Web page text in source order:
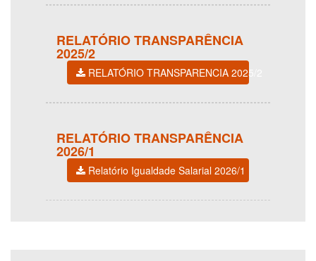
RELATÓRIO TRANSPARÊNCIA
2025/2
RELATÓRIO TRANSPARENCIA 2025/2
RELATÓRIO TRANSPARÊNCIA
2026/1
Relatório Igualdade Salarial 2026/1